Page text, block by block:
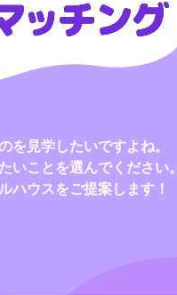
を見学したいですよね。
いことを選んでください。
ハウスをご提案します！